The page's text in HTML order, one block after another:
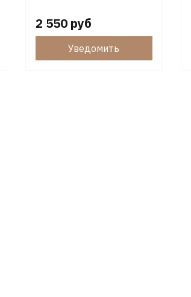
2 550 руб
Уведомить